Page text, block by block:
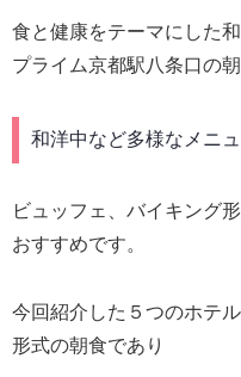
食と健康をテーマにした
プライム京都駅八条口の
和洋中など多様なメニ
ビュッフェ、バイキング
おすすめです。
今回紹介した５つのホテ
形式の朝食であり